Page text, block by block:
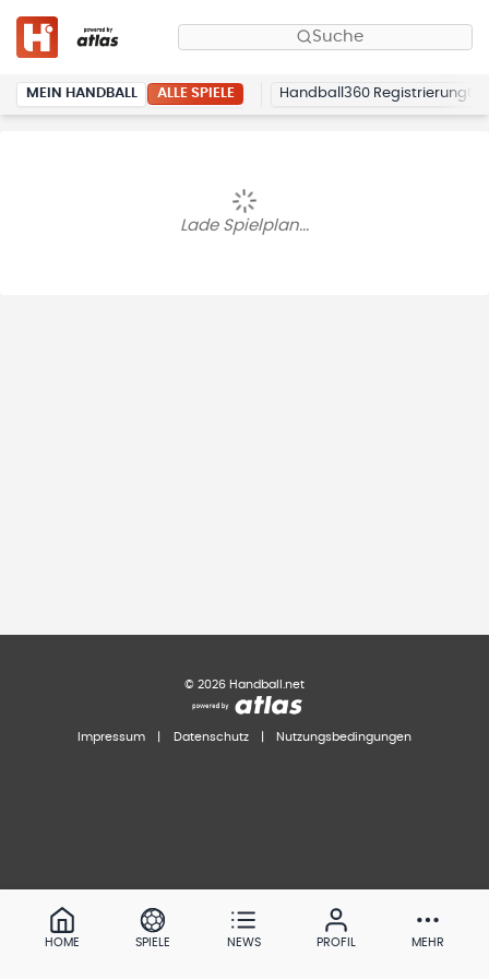
Suche
MEIN HANDBALL ALLE SPIELE Handball360 Registrierung
Lade Spielplan...
© 2026 Handball.net
Impressum Datenschutz Nutzungsbedingungen
HOME SPIELE NEWS PROFIL MEHR